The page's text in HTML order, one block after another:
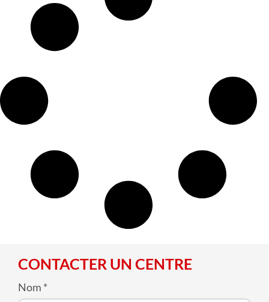
CONTACTER UN CENTRE
Nom *